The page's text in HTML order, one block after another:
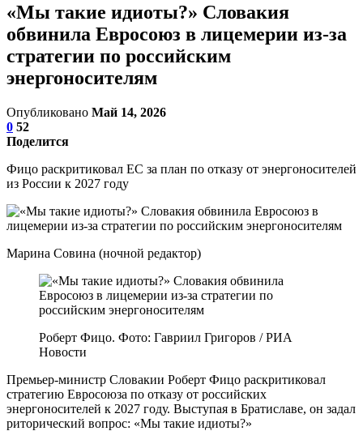
«Мы такие идиоты?» Словакия
обвинила Евросоюз в лицемерии из-за
стратегии по российским
энергоносителям
Опубликовано Май 14, 2026
0 52
Поделится
Фицо раскритиковал ЕС за план по отказу от энергоносителей
из России к 2027 году
Марина Совина (ночной редактор)
Роберт Фицо. Фото: Гавриил Григоров / РИА
Новости
Премьер-министр Словакии Роберт Фицо раскритиковал
стратегию Евросоюза по отказу от российских
энергоносителей к 2027 году. Выступая в Братиславе, он задал
риторический вопрос: «Мы такие идиоты?»